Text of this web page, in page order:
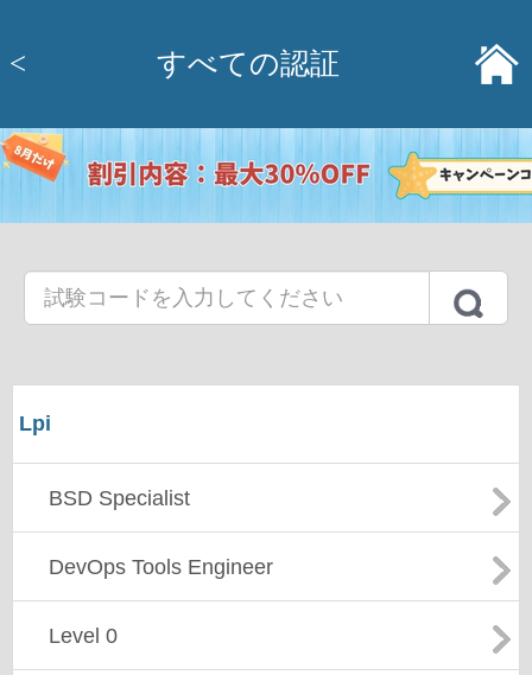
< すべての認証
Lpi
BSD Specialist
DevOps Tools Engineer
Level 0